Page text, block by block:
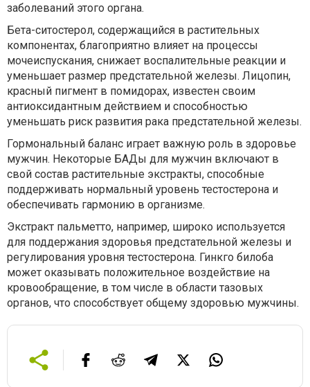
заболеваний этого органа.
Бета-ситостерол, содержащийся в растительных
компонентах, благоприятно влияет на процессы
мочеиспускания, снижает воспалительные реакции и
уменьшает размер предстательной железы. Лицопин,
красный пигмент в помидорах, известен своим
антиоксидантным действием и способностью
уменьшать риск развития рака предстательной железы.
Гормональный баланс играет важную роль в здоровье
мужчин. Некоторые БАДы для мужчин включают в
свой состав растительные экстракты, способные
поддерживать нормальный уровень тестостерона и
обеспечивать гармонию в организме.
Экстракт пальметто, например, широко используется
для поддержания здоровья предстательной железы и
регулирования уровня тестостерона. Гинкго билоба
может оказывать положительное воздействие на
кровообращение, в том числе в области тазовых
органов, что способствует общему здоровью мужчины.